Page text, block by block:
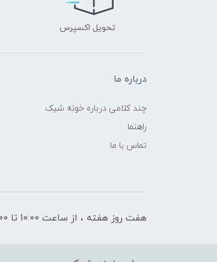
تحویل اکسپرس
درباره ما
چند کلامی درباره خونه شیک
راهنما
تماس با ما
هفت روز هفته ، از ساعت 10:00 تا 22:00 پاسخگوی شما هستیم